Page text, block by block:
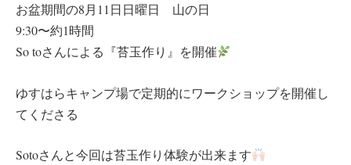
お盆期間の8月11日日曜日 山の日
9:30〜約1時間
So toさんによる『苔玉作り』を開催
ゆすはらキャンプ場で定期的にワークショップを開催し
てくださる
Sotoさんと今回は苔玉作り体験が出来ます